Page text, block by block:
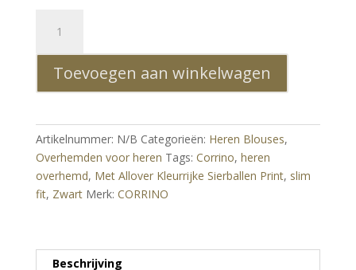
Fit
Heren
Overhemd
Allover
Kleurrijke
Sierballen
Print
-
Toevoegen aan winkelwagen
Artikelnummer: N/B Categorieën: Heren Blouses,
Overhemden voor heren Tags: Corrino, heren
overhemd, Met Allover Kleurrijke Sierballen Print, slim
fit, Zwart Merk: CORRINO
Beschrijving